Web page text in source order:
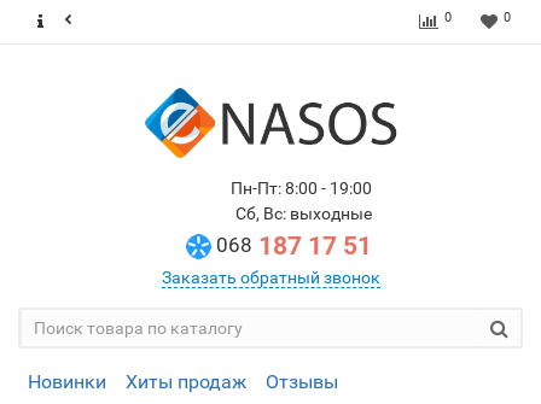
0 0
Пн-Пт: 8:00 - 19:00
Сб, Вс: выходные
068 187 17 51
Заказать обратный звонок
Новинки Хиты продаж Отзывы